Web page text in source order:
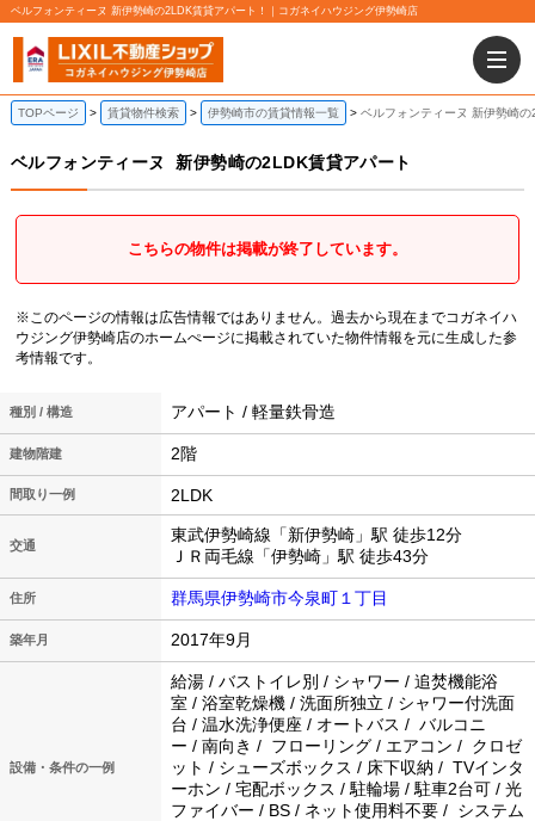
ベルフォンティーヌ 新伊勢崎の2LDK賃貸アパート！｜コガネイハウジング伊勢崎店
TOPページ 賃貸物件検索 伊勢崎市の賃貸情報一覧 ベルフォンティーヌ 新伊勢崎
ベルフォンティーヌ 新伊勢崎の2LDK賃貸アパート
こちらの物件は掲載が終了しています。
※このページの情報は広告情報ではありません。過去から現在までコガネイハ
ウジング伊勢崎店のホームぺージに掲載されていた物件情報を元に生成した参
考情報です。
種別 / 構造 アパート / 軽量鉄骨造
建物階建 2階
間取り一例 2LDK
交通
東武伊勢崎線「新伊勢崎」駅 徒歩12分
ＪＲ両毛線「伊勢崎」駅 徒歩43分
住所 群馬県伊勢崎市今泉町１丁目
築年月 2017年9月
設備・条件の一例
給湯 / バストイレ別 / シャワー / 追焚機能浴
室 / 浴室乾燥機 / 洗面所独立 / シャワー付洗面
台 / 温水洗浄便座 / オートバス / バルコニ
ー / 南向き / フローリング / エアコン / クロゼ
ット / シューズボックス / 床下収納 / TVインタ
ーホン / 宅配ボックス / 駐輪場 / 駐車2台可 / 光
ファイバー / BS / ネット使用料不要 / システム